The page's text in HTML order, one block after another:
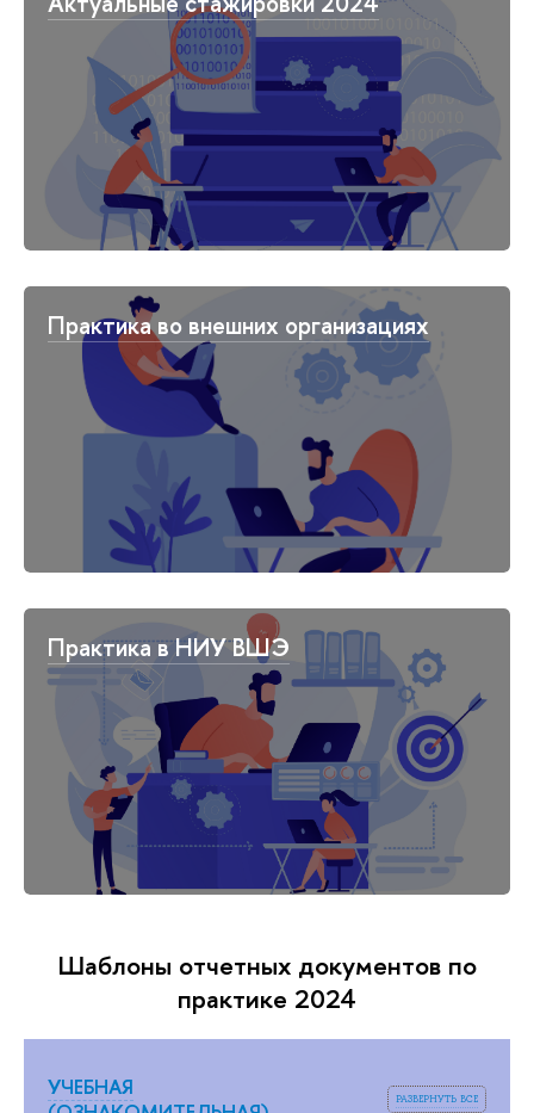
Практика во внешних организациях
Практика в НИУ ВШЭ
Шаблоны отчетных документов по
практике 2024
развернуть все
УЧЕБНАЯ